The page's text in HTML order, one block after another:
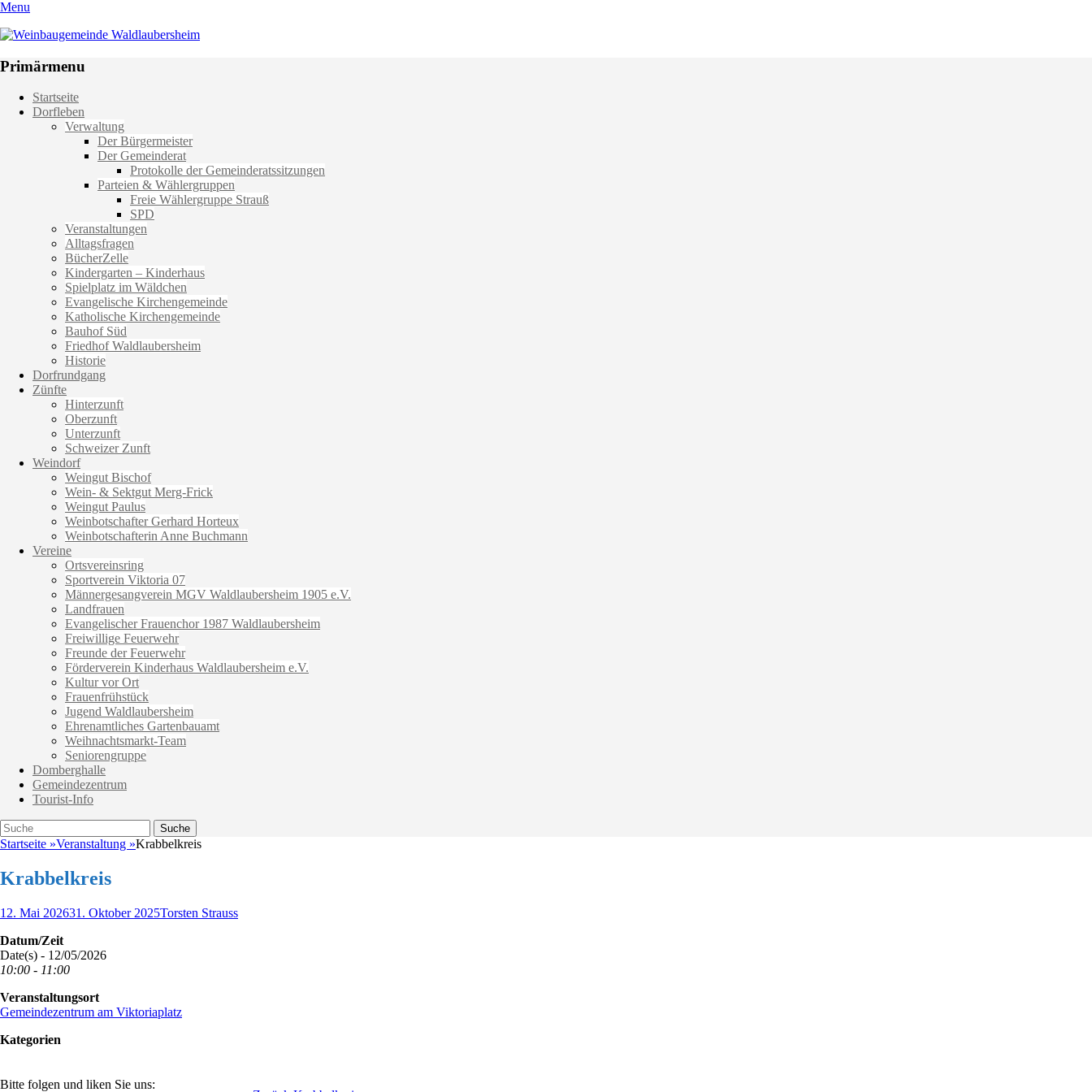
Menu
Weinbaugemeinde Waldlaubersheim
Primärmenu
Weiter
zum
Startseite
Dorfleben
Verwaltung
Der Bürgermeister
Der Gemeinderat
Protokolle der Gemeinderatssitzungen
Parteien & Wählergruppen
Freie Wählergruppe Strauß
SPD
Veranstaltungen
Alltagsfragen
BücherZelle
Kindergarten – Kinderhaus
Spielplatz im Wäldchen
Evangelische Kirchengemeinde
Katholische Kirchengemeinde
Bauhof Süd
Friedhof Waldlaubersheim
Historie
Dorfrundgang
Zünfte
Hinterzunft
Oberzunft
Unterzunft
Schweizer Zunft
Weindorf
Weingut Bischof
Wein- & Sektgut Merg-Frick
Weingut Paulus
Weinbotschafter Gerhard Horteux
Weinbotschafterin Anne Buchmann
Vereine
Ortsvereinsring
Sportverein Viktoria 07
Männergesangverein MGV Waldlaubersheim 1905 e.V.
Landfrauen
Evangelischer Frauenchor 1987 Waldlaubersheim
Freiwillige Feuerwehr
Freunde der Feuerwehr
Förderverein Kinderhaus Waldlaubersheim e.V.
Kultur vor Ort
Frauenfrühstück
Jugend Waldlaubersheim
Ehrenamtliches Gartenbauamt
Weihnachtsmarkt-Team
Seniorengruppe
Domberghalle
Gemeindezentrum
Tourist-Info
Suche
Suche
nach:
Startseite »Veranstaltung »Krabbelkreis
Krabbelkreis
Veröffentlicht
12. Mai 202631. Oktober 2025Autor
Torsten Strauss
Datum/Zeit
Date(s) - 12/05/2026
10:00 - 11:00
Veranstaltungsort
Gemeindezentrum am Viktoriaplatz
Kategorien
Bitte folgen und liken Sie uns: